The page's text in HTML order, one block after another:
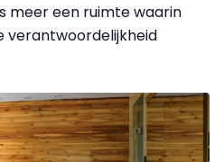
meer een ruimte waarin
verantwoordelijkheid